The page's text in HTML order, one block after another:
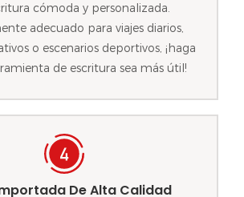
cómoda y personalizada.
adecuado para viajes diarios,
o escenarios deportivos, ¡haga
de escritura sea más útil!
De Alta Calidad